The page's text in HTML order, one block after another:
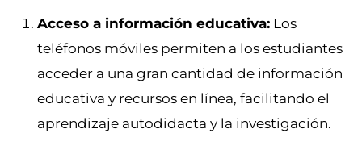
Acceso a información educativa: Los
teléfonos móviles permiten a los estudiantes
acceder a una gran cantidad de información
educativa y recursos en línea, facilitando el
aprendizaje autodidacta y la investigación.